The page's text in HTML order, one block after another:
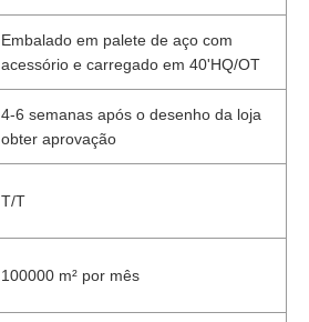
Embalado em palete de aço com
acessório e carregado em 40'HQ/OT
4-6 semanas após o desenho da loja
obter aprovação
T/T
100000 m² por mês